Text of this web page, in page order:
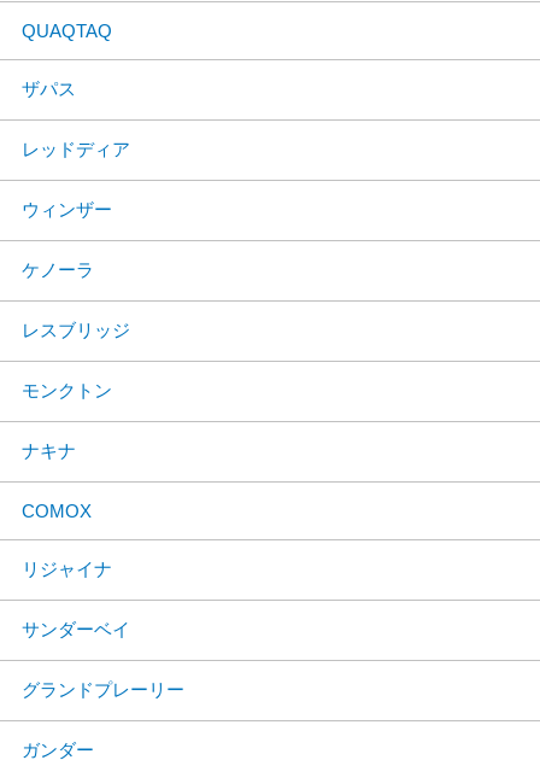
QUAQTAQ
ザパス
レッドディア
ウィンザー
ケノーラ
レスブリッジ
モンクトン
ナキナ
COMOX
リジャイナ
サンダーベイ
グランドプレーリー
ガンダー